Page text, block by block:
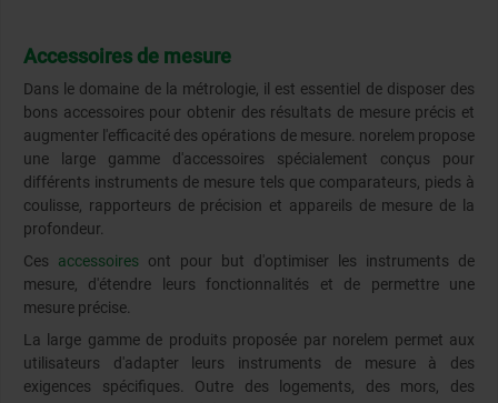
Accessoires de mesure
Dans le domaine de la métrologie, il est essentiel de disposer des
bons accessoires pour obtenir des résultats de mesure précis et
augmenter l'efficacité des opérations de mesure. norelem propose
une large gamme d'accessoires spécialement conçus pour
différents instruments de mesure tels que comparateurs, pieds à
coulisse, rapporteurs de précision et appareils de mesure de la
profondeur.
Ces accessoires ont pour but d'optimiser les instruments de
mesure, d'étendre leurs fonctionnalités et de permettre une
mesure précise.
La large gamme de produits proposée par norelem permet aux
utilisateurs d'adapter leurs instruments de mesure à des
exigences spécifiques. Outre des logements, des mors, des